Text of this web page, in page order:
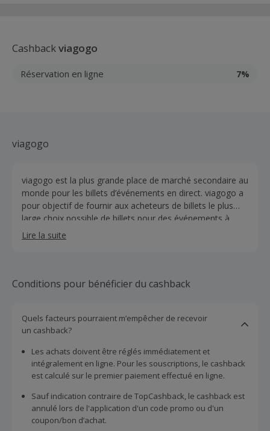
Cashbackviagogo
Réservation en ligne 7%
viagogo
viagogo est la plus grande place de marché secondaire au
monde pour les billets d’événements en direct. viagogo a
pour objectif de fournir aux acheteurs de billets le plus
large choix possible de billets pour des événements à
travers le monde et aide les vendeurs de billets, allant des
particuliers avec un billet en réserve aux grands
couvrent désormais plus de 90 pays à travers le monde
Lire la suite
Conditions pour bénéficier du cashback
Quels facteurs pourraient m’empêcher de recevoir
un cashback?
Les achats doivent être réglés immédiatement et
intégralement en ligne. Pour les souscriptions, le cashback
est calculé sur le premier paiement effectué en ligne.
Sauf indication contraire de TopCashback, le cashback est
annulé lors de l'application d'un code promo ou d'un
coupon/bon d’achat.